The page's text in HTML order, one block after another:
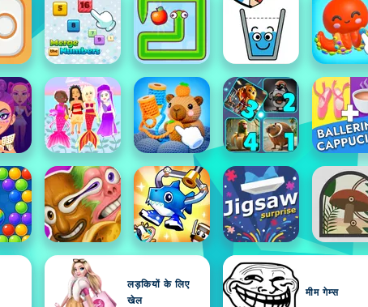
लड़कियों के लिए
खेल
मीम गेम्स